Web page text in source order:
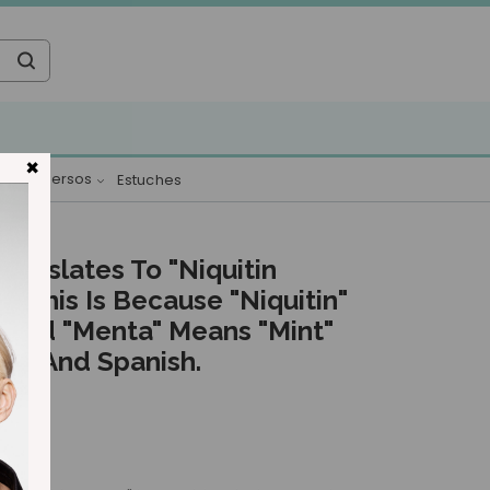
Toggle dropdown
Diversos Toggle dropdown
Estuches
To "Niquitin
This Is Because "Niquitin"
"Menta" Means "mint"
And Spanish.
×